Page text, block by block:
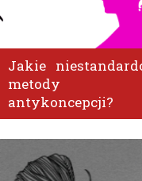
Jakie
metody
antykoncepcji?